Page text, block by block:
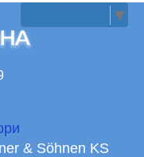
▼
& Söhnen KS